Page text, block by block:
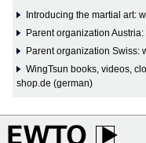
Introducing the martial art:
Parent organization
Parent organization Swiss:
WingTsun books, videos,
shop.de (german)